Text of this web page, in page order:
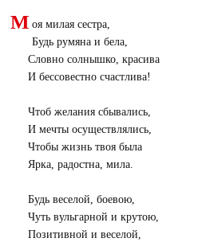
М оя милая сестра,
Будь румяна и бела,
Словно солнышко, красива
И бессовестно счастлива!
Чтоб желания сбывались,
И мечты осуществлялись,
Чтобы жизнь твоя была
Ярка, радостна, мила.
Будь веселой, боевою,
Чуть вульгарной и крутою,
Позитивной и веселой,